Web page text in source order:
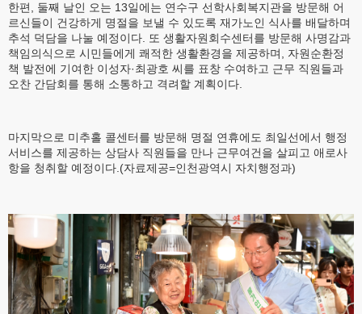
한편, 둘째 날인 오는 13일에는 연수구 선학사회복지관을 방문해 어
르신들이 건강하게 명절을 보낼 수 있도록 재가노인 식사를 배달하며
추석 덕담을 나눌 예정이다. 또 생활자원회수센터를 방문해 사명감과
책임의식으로 시민들에게 쾌적한 생활환경을 제공하며, 자원순환정
책 발전에 기여한 이성자·최광호 씨를 표창 수여하고 근무 직원들과
오찬 간담회를 통해 소통하고 격려할 계획이다.
마지막으로 미추홀 콜센터를 방문해 명절 연휴에도 최일선에서 행정
서비스를 제공하는 상담사 직원들을 만나 근무여건을 살피고 애로사
항을 청취할 예정이다.(자료제공=인천광역시 자치행정과)